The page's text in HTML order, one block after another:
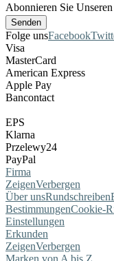
Abonnieren Sie
Folge unsFacebook
Visa
MasterCard
American Express
Apple Pay
Bancontact
EPS
Klarna
Przelewy24
PayPal
Firma
ZeigenVerbergen
Über unsRundschreiben
BestimmungenCookie-
Einstellungen
Erkunden
ZeigenVerbergen
Marken von A bis Z